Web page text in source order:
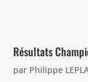
Résultats
par Philippe